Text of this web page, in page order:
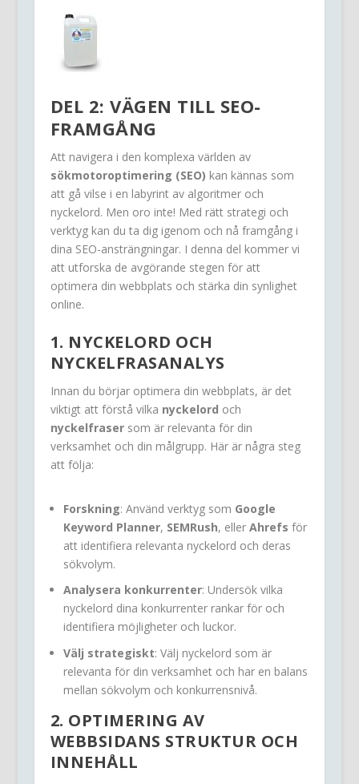
DEL 2: VÄGEN TILL SEO-
FRAMGÅNG
Att navigera i den komplexa världen av
sökmotoroptimering (SEO) kan kännas som
att gå vilse i en labyrint av algoritmer och
nyckelord. Men oro inte! Med rätt strategi och
verktyg kan du ta dig igenom och nå framgång i
dina SEO-ansträngningar. I denna del kommer vi
att utforska de avgörande stegen för att
optimera din webbplats och stärka din synlighet
online.
1. NYCKELORD OCH
NYCKELFRASANALYS
Innan du börjar optimera din webbplats, är det
viktigt att förstå vilka nyckelord och
nyckelfrasersom är relevanta för din
verksamhet och din målgrupp. Här är några steg
att följa:
Forskning: Använd verktyg som Google
Keyword Planner, SEMRush, eller Ahrefs för
att identifiera relevanta nyckelord och deras
sökvolym.
Analysera konkurrenter: Undersök vilka
nyckelord dina konkurrenter rankar för och
identifiera möjligheter och luckor.
Välj strategiskt: Välj nyckelord som är
relevanta för din verksamhet och har en balans
mellan sökvolym och konkurrensnivå.
2. OPTIMERING AV
WEBBSIDANS STRUKTUR OCH
INNEHÅLL